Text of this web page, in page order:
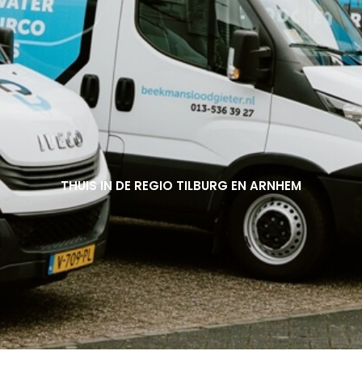
THUIS IN DE REGIO TILBURG EN ARNHEM
THUIS IN DE REGIO TILBURG EN ARNHEM
THUIS IN DE REGIO TILBURG EN ARNHEM